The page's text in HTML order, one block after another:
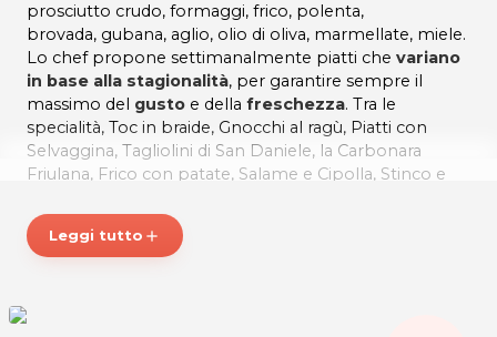
prosciutto crudo, formaggi, frico, polenta,
brovada, gubana, aglio, olio di oliva, marmellate, miele.
Lo chef propone settimanalmente piatti che variano
in base alla stagionalità, per garantire sempre il
massimo del gusto e della freschezza. Tra le
specialità, Toc in braide, Gnocchi al ragù, Piatti con
Selvaggina, Tagliolini di San Daniele, la Carbonara
Friulana, Frico con patate, Salame e Cipolla, Stinco e
dimenticare le ottime carni alla brace tra cui spicca la
costata di manzo biologico
Leggi tutto add